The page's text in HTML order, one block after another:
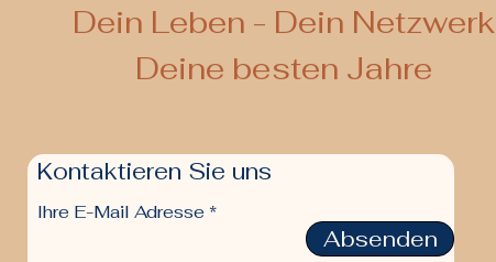
Dein Leben - Dein Netzwerk
Deine besten Jahre
Kontaktieren Sie uns
Ihre E-Mail Adresse
Absenden